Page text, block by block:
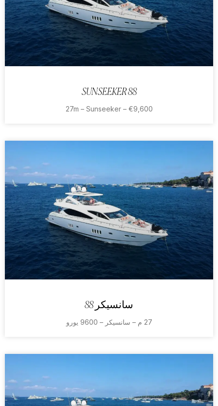
SUNSEEKER 88
27m – Sunseeker – €9,600
سانسيكر 88
27 م – سانسيكر – 9600 يورو